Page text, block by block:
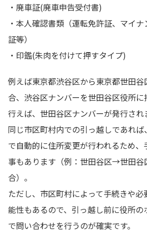
・廃車証(廃車申告受付書)
・本人確認書類（運転免許証、マイ
証等）
・印鑑(朱肉を付けて押すタイプ)
例えば東京都渋谷区から東京都世田
合、渋谷区ナンバーを世田谷区役所
行えば、世田谷区ナンバーが発行され
同じ市区町村内での引っ越しであれば
で自動的に住所変更が行われるため
事もあります（例：世田谷区→世田谷
合）。
ただし、市区町村によって手続きや
能性もあるので、引っ越し前に役所
で問い合わせを行うのが確実です。